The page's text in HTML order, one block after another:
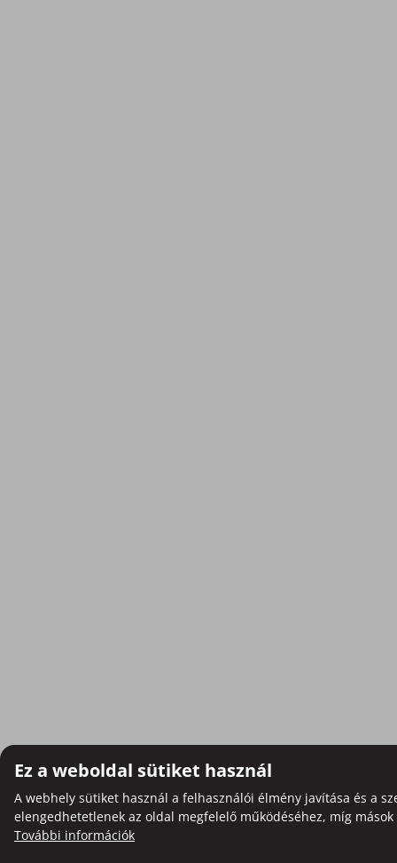
Ez a weboldal sütiket használ
A webhely sütiket használ a felhasználói élmény javítása és a
elengedhetetlenek az oldal megfelelő működéséhez, míg
További információk